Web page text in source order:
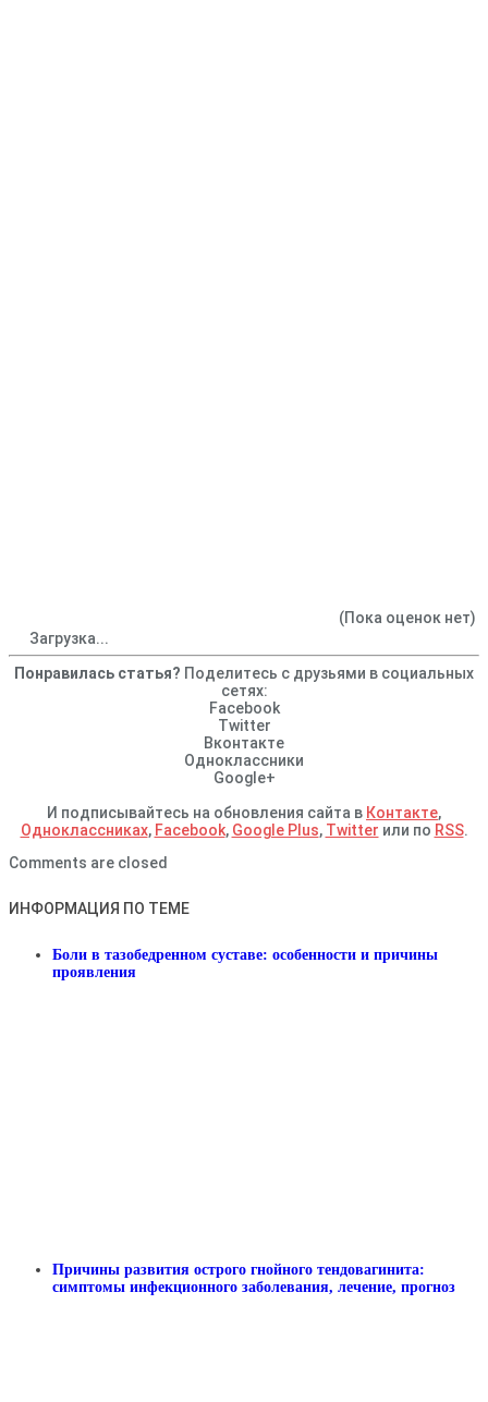
(Пока оценок нет)
Загрузка...
Понравилась статья? Поделитесь с друзьями в социальных
сетях:
Facebook
Twitter
Вконтакте
Одноклассники
Google+
И подписывайтесь на обновления сайта в Контакте,
Одноклассниках, Facebook, Google Plus, Twitter или по RSS.
Comments are closed
ИНФОРМАЦИЯ ПО ТЕМЕ
Боли в тазобедренном суставе: особенности и причины
проявления
Причины развития острого гнойного тендовагинита:
симптомы инфекционного заболевания, лечение, прогноз